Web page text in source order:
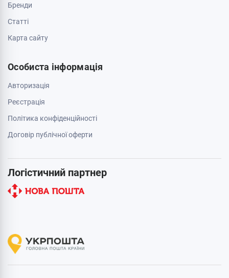
Бренди
Cтатті
Карта сайту
Особиста інформація
Авторизація
Реєстрація
Політика конфіденційності
Договір публічної оферти
Логістичний партнер